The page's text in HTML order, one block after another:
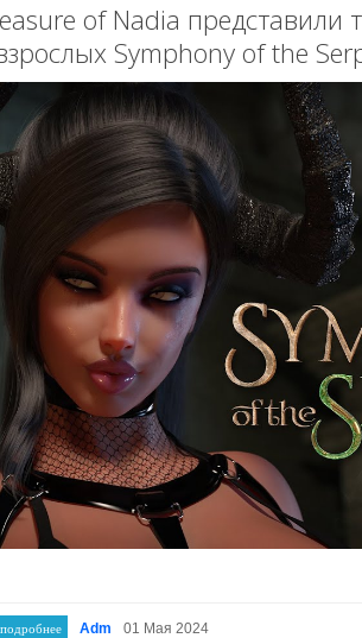
of Nadia представили
Symphony of the
Adm 01 Мая 2024